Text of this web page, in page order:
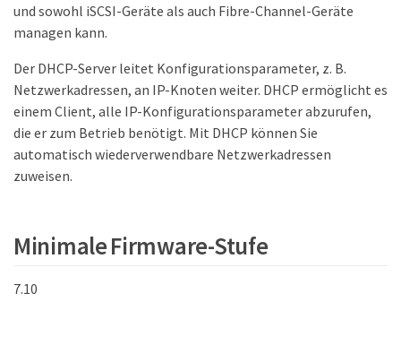
und sowohl iSCSI-Geräte als auch Fibre-Channel-Geräte
managen kann.
Der DHCP-Server leitet Konfigurationsparameter, z. B.
Netzwerkadressen, an IP-Knoten weiter. DHCP ermöglicht es
einem Client, alle IP-Konfigurationsparameter abzurufen,
die er zum Betrieb benötigt. Mit DHCP können Sie
automatisch wiederverwendbare Netzwerkadressen
zuweisen.
Minimale Firmware-Stufe
7.10